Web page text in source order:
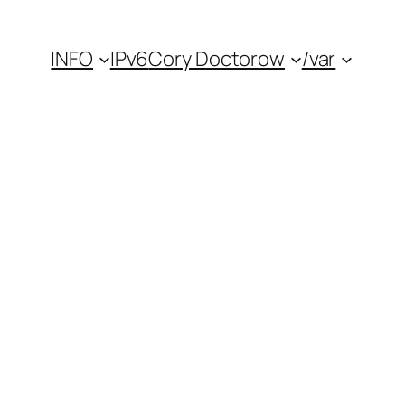
INFO IPv6Cory Doctorow /var